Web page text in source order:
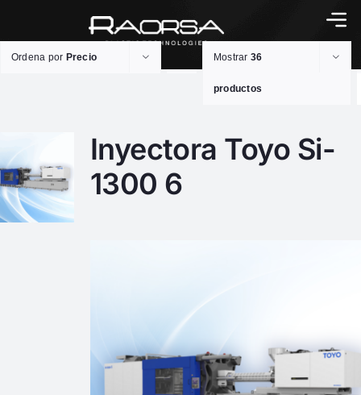
Ordena por Precio Mostrar 36
productos
Inyectora Toyo Si-
1300 6